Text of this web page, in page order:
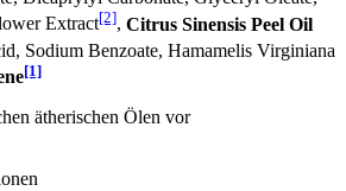
Extract[2], Citrus Sinensis Peel Oil
Sodium Benzoate, Hamamelis Virginiana
[1]
ätherischen Ölen vor